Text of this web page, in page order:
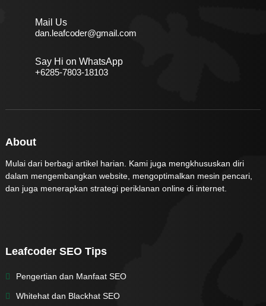
Mail Us
dan.leafcoder@gmail.com
Say Hi on WhatsApp
+6285-7803-18103
About
Mulai dari berbagi artikel harian. Kami juga mengkhususkan diri
dalam mengembangkan website, mengoptimalkan mesin pencari,
dan juga menerapkan strategi periklanan online di internet.
Leafcoder SEO Tips
Pengertian dan Manfaat SEO
Whitehat dan Blackhat SEO